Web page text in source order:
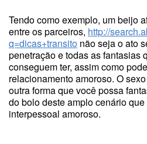
Tendo como exemplo, um beijo
entre os parceiros, http://
q=dicas+transito não seja o ato
penetração e todas as fantasias
conseguem ter, assim como
relacionamento amoroso. O
outra forma que você possa
do bolo deste amplo cenário
interpessoal amoroso.